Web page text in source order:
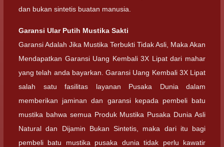
dan bukan sintetis buatan manusia.
Garansi Ular Putih Mustika Sakti
Garansi Adalah Jika Mustika Terbukti Tidak Asli, Maka Akan
Mendapatkan Garansi Uang Kembali 3X Lipat dari mahar
yang telah anda bayarkan. Garansi Uang Kembali 3X Lipat
salah satu fasilitas layanan Pusaka Dunia dalam
memberikan jaminan dan garansi kepada pembeli batu
mustika bahwa semua Produk Mustika Pusaka Dunia Asli
Natural dan Dijamin Bukan Sintetis, maka dari itu bagi
pembeli batu mustika pusaka dunia tidak perlu kawatir